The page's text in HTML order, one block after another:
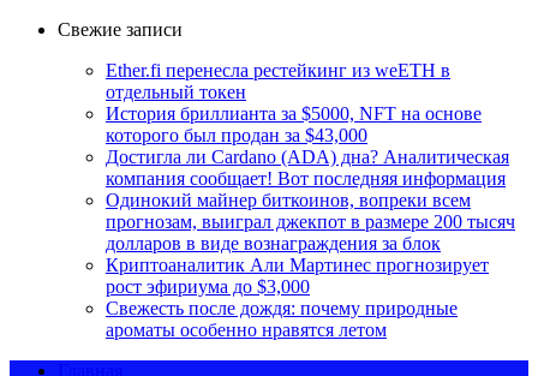
Свежие записи
Ether.fi перенесла рестейкинг из weETH в
отдельный токен
История бриллианта за $5000, NFT на основе
которого был продан за $43,000
Достигла ли Cardano (ADA) дна? Аналитическая
компания сообщает! Вот последняя информация
Одинокий майнер биткоинов, вопреки всем
прогнозам, выиграл джекпот в размере 200 тысяч
долларов в виде вознаграждения за блок
Криптоаналитик Али Мартинес прогнозирует
рост эфириума до $3,000
Свежесть после дождя: почему природные
ароматы особенно нравятся летом